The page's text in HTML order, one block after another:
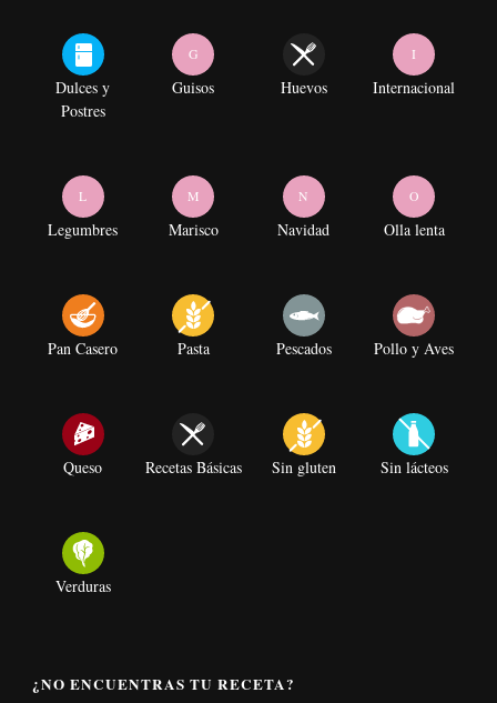
Dulces y
Postres
G
Guisos Huevos
I
Internacional
L
Legumbres
M
Marisco
N
Navidad
O
Olla lenta
Pan Casero Pasta Pescados Pollo y Aves
Queso Recetas Básicas Sin gluten Sin lácteos
Verduras
¿NO ENCUENTRAS TU RECETA?